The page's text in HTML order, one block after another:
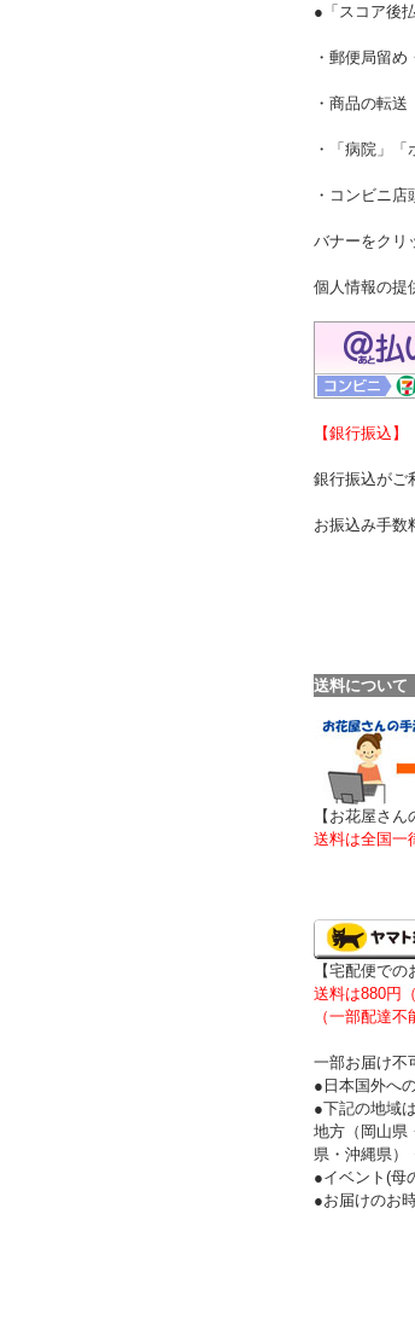
●「スコア後
・郵便局留
・商品の転送
・「病院」
・コンビニ店
バナーをクリ
個人情報の提
【銀行振込】
銀行振込がご
お振込み手数
送料について
【お花屋さ
送料は全国一
【宅配便での
送料は880円
（一部配達
一部お届け不
●日本国外へ
●下記の地域
地方（岡山県
県・沖縄県）
●イベント(母
●お届けのお